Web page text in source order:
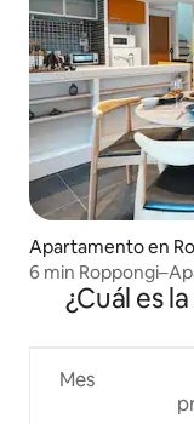
Apartamento en
6 min
cerca de Shibuya
¿Cuál es
Mes